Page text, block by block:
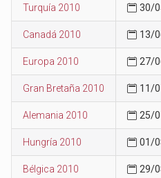
Turquía 2010 30/
Canadá 2010 13/
Europa 2010 27/
Gran Bretaña 2010 11/
Alemania 2010 25/
Hungría 2010 01/
Bélgica 2010 29/